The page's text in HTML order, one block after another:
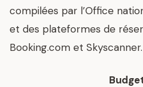
compilées par l’Office
et des plateformes de
Booking.com et Skyscanner.